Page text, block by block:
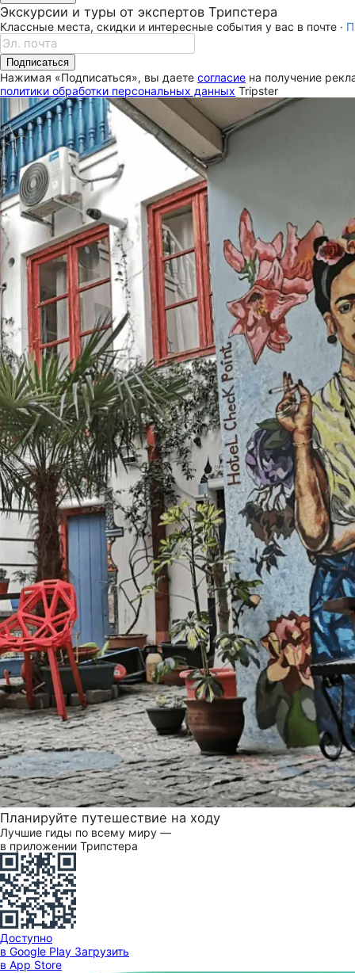
Экскурсии и туры от экспертов Трипстера
Классные места, скидки и интересные события у вас в почте ·
Подписаться
Нажимая «Подписаться», вы даете согласие на получение
политики обработки персональных данных Tripster
Планируйте путешествие на ходу
Лучшие гиды по всему миру —
в приложении Трипстера
Доступно
в Google Play Загрузить
в App Store